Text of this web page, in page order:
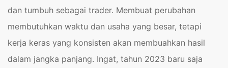
dan tumbuh sebagai trader. Membuat perubahan
membutuhkan waktu dan usaha yang besar, tetapi
kerja keras yang konsisten akan membuahkan hasil
dalam jangka panjang. Ingat, tahun 2023 baru saja